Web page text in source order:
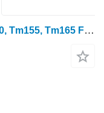
New Holland 8160, 8260, 8360, 8560, Tm155, Tm165 Fwd Cover Shield 5152019 paredzēts 8360 riteņtraktora